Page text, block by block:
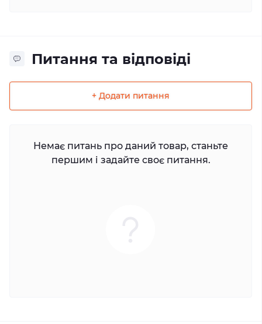
Питання та відповіді
+ Додати питання
Немає питань про даний товар, станьте
першим і задайте своє питання.